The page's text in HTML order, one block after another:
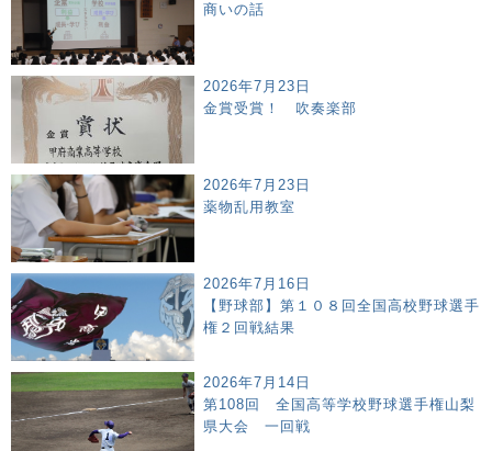
商いの話
2026年7月23日
金賞受賞！ 吹奏楽部
2026年7月23日
薬物乱用教室
2026年7月16日
【野球部】第１０８回全国高校野球選手
権２回戦結果
2026年7月14日
第108回 全国高等学校野球選手権山梨
県大会 一回戦